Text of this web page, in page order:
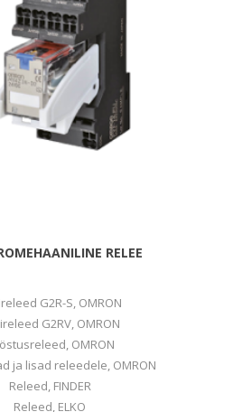
RELEE
G2R-S, OMRON
G2RV, OMRON
OMRON
ja lisad releedele, OMRON
Releed, FINDER
Releed, ELKO